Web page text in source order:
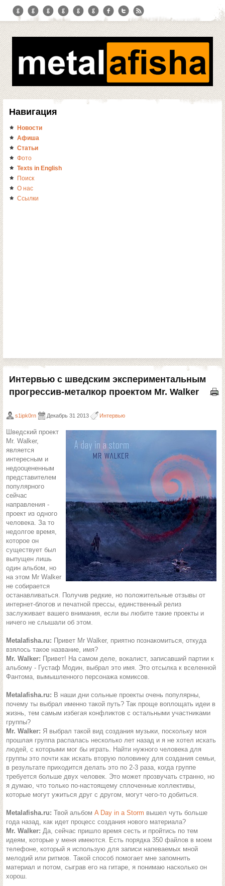
Навигация
Новости
Афиша
Статьи
Фото
Texts in English
Поиск
О нас
Ссылки
Интервью с шведским экспериментальным
прогрессив-металкор проектом Mr. Walker
s1ipk0rn Декабрь 31 2013 Интервью
Шведский проект
Mr. Walker,
является
интересным и
недооцененным
представителем
популярного
сейчас
направления -
проект из одного
человека. За то
недолгое время,
которое он
существует был
выпущен лишь
один альбом, но
на этом Mr Walker
не собирается
останавливаться. Получив редкие, но положительные отзывы от
интернет-блогов и печатной прессы, единственный релиз
заслуживает вашего внимания, если вы любите такие проекты и
ничего не слышали об этом.
Metalafisha.ru: Привет Mr Walker, приятно познакомиться, откуда
взялось такое название, имя?
Mr. Walker: Привет! На самом деле, вокалист, записавший партии к
альбому - Густаф Модин, выбрал это имя. Это отсылка к вселенной
Фантома, вымышленного персонажа комиксов.
Metalafisha.ru: В наши дни сольные проекты очень популярны,
почему ты выбрал именно такой путь? Так проще воплощать идеи в
жизнь, тем самым избегая конфликтов с остальными участниками
группы?
Mr. Walker: Я выбрал такой вид создания музыки, поскольку моя
прошлая группа распалась несколько лет назад и я не хотел искать
людей, с которыми мог бы играть. Найти нужного человека для
группы это почти как искать вторую половинку для создания семьи,
в результате приходится делать это по 2-3 раза, когда группе
требуется больше двух человек. Это может прозвучать странно, но
я думаю, что только по-настоящему сплоченные коллективы,
которые могут ужиться друг с другом, могут чего-то добиться.
Metalafisha.ru: Твой альбом A Day in a Storm вышел чуть больше
года назад, как идет процесс создания нового материала?
Mr. Walker: Да, сейчас пришло время сесть и пройтись по тем
идеям, которые у меня имеются. Есть порядка 350 файлов в моем
телефоне, который я использую для записи напеваемых мной
мелодий или ритмов. Такой способ помогает мне запомнить
материал и потом, сыграв его на гитаре, я понимаю насколько он
хорош.